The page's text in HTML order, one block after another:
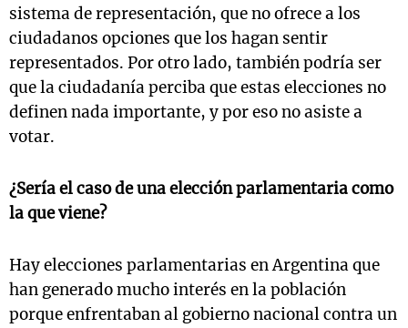
sistema de representación, que no ofrece a los
ciudadanos opciones que los hagan sentir
representados. Por otro lado, también podría ser
que la ciudadanía perciba que estas elecciones no
definen nada importante, y por eso no asiste a
votar.
¿Sería el caso de una elección parlamentaria como
la que viene?
Hay elecciones parlamentarias en Argentina que
han generado mucho interés en la población
porque enfrentaban al gobierno nacional contra un